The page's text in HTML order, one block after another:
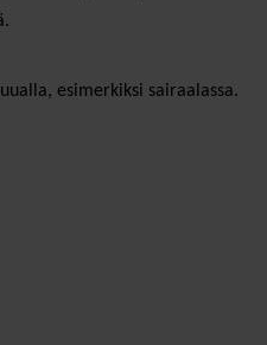
esimerkiksi sairaalassa.